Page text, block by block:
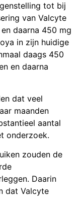
tot bij
van Valcyte
daarna 450 mg
in zijn huidige
daags 450
en daarna
dat veel
maanden
aantal
onderzoek.
zouden de
Daarin
dat Valcyte